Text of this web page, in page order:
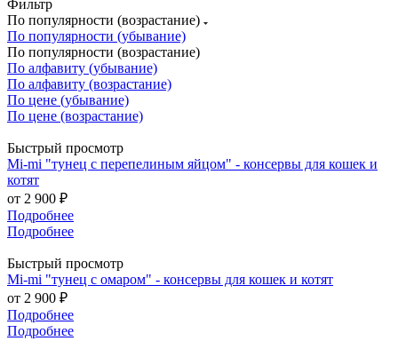
Фильтр
По популярности (возрастание)
По популярности (убывание)
По популярности (возрастание)
По алфавиту (убывание)
По алфавиту (возрастание)
По цене (убывание)
По цене (возрастание)
Быстрый просмотр
Mi-mi "тунец с перепелиным яйцом" - консервы для кошек и
котят
от 2 900 ₽
Подробнее
Подробнее
Быстрый просмотр
Mi-mi "тунец с омаром" - консервы для кошек и котят
от 2 900 ₽
Подробнее
Подробнее